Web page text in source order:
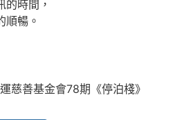
時間，
順暢。
慈善基金會78期《停泊棧》